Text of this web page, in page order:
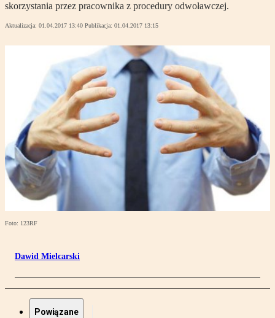
skorzystania przez pracownika z procedury odwoławczej.
Aktualizacja: 01.04.2017 13:40 Publikacja: 01.04.2017 13:15
Foto: 123RF
Dawid Mielcarski
Powiązane